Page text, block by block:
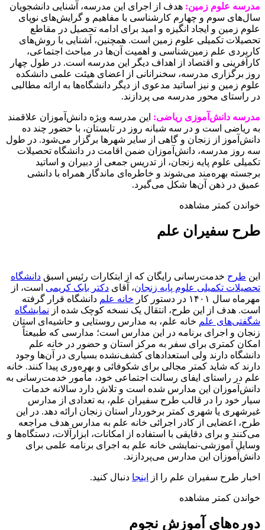
مدرسه علوم زمین: هدف از اجرای این مدرسه، آشنایی دانشجویان
سال‌های سوم و چهارم کارشناسی با مفاهیم و گرایش‌های نوپای
علوم زمین و ایجاد انگیزه و امید برای ادامه تحصیل در مقاطع
تحصیلات تکمیلی علوم زمین است. همچنین، آشنایی با روش­‌های
کاربردی علم زمین­‌شناسی و اهمیت آن‌ها در مباحث اجتماعی،
کارآفرینی و اقتصاد از اهداف دیگر این مدرسه است. در طول چهار
روز برگزاری مدرسه، سخنرانانی از اعضای هیئت علمی دانشکده
علوم زمین و نیز اساتید مدعوی از دیگر دانشگاه‌ها به ارائه مطالبی
در راستای محور مدرسه می پردازند.
مدرسه دانش‌آموزی ریاضی: این مدرسه ویژه دانش‌آموزان علاقمند
به ریاضی است و در سه شبانه روز در تابستان، با حضور چند ده
دانش‌آموز از زنجان و گاهی از سایر شهرها برگزار می‌شود. در طول
سه روز مدرسه، دانش‌آموزان ضمن اقامت در دانشگاه تحصیلات
تکمیلی علوم پایه زنجان، از تدریس جمعی از دبیران و اساتید
برجسته بهره‌مند می‌شوند و خاطره‌ای ماندگار همراه با دانشی
عمیق در ذهن آن‌ها شکل می‌گیرد.
خواندن کمتر مشاهده
طرح سفیران علم
این طرح خدمت‌رسانی رایگان که از ابتکارات رئیس اسبق دانشگاه
تحصیلات تکمیلی علوم پایه زنجان، آقای دکتر بابک کریمی است، از
مهرماه سال ۱۴۰۱ در دستور کار
خانه علم دانشگاه قرار گرفته
است. هدف از این طرح، انتقال یک نسخه کوچک شده از نمایشگاه
شگفتی‌های علم خانه علم، به مدارس روستایی و حاشیه‌ای استان
زنجان و اجرای برنامه در این مدارس است؛ مدارسی که طبیعتاً
امکان کمتری برای سفر به مرکز استان و حضور در خانه علم
دانشگاه دارند ولی استعدادهای کشف‌نشده بسیاری در آن‌ها وجود
دارند که شاید کمتر مجالی برای شکوفائی و بهره‌وری پیدا کنند. خانه
علم در راستای ایفای رسالت اجتماعی خود، مأمور خدمت‌رسانی به
دانش‌آموزان این مدارس شده است و تلاش دارد سالانه خدمات
سیار خود را در قالب طرح سفیران علم، به تعدادی از مدارس
غیرشهری یا شهری کمتر برخوردار استان زنجان ارائه دهد. در این
طرح، اعضایی از کادر اجرائی خانه علم به مدارس هدف مراجعه
می‌کنند و برای دقایقی با استفاده از امکانات، ابزارآلات، دستگاه‌ها و
وسایل آموزشی-نمایشی خانه علم به اجرای برنامه علمی برای
دانش‌آموزان این مدارس می‌پردازند.
اخبار طرح سفیران علم را از اینجا دنبال کنید.
خواندن کمتر مشاهده
دوره‌های آموزش نجوم